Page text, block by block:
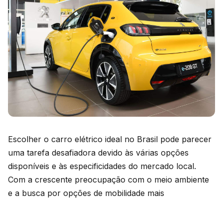
Escolher o carro elétrico ideal no Brasil pode parecer
uma tarefa desafiadora devido às várias opções
disponíveis e às especificidades do mercado local.
Com a crescente preocupação com o meio ambiente
e a busca por opções de mobilidade mais